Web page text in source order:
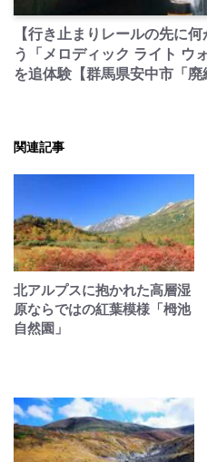
【行き止まりレールの先に
う「メロディック ライト ウ
を追体験【群馬県安中市「廃
関連記事
北アルプスに抱かれた高層湿
原ならではの紅葉模様「栂池
自然園」